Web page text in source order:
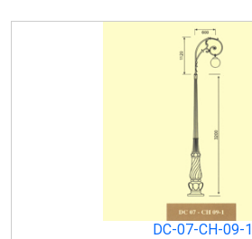
DC-07-CH-09-1